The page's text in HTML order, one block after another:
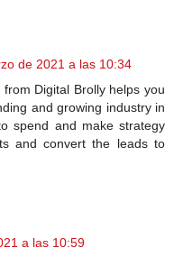
de 2021 a las 10:34
Digital Brolly helps you
and growing industry in
spend and make strategy
and convert the leads to
a las 10:59